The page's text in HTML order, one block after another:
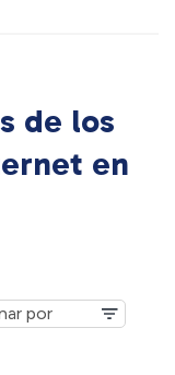
de los
en